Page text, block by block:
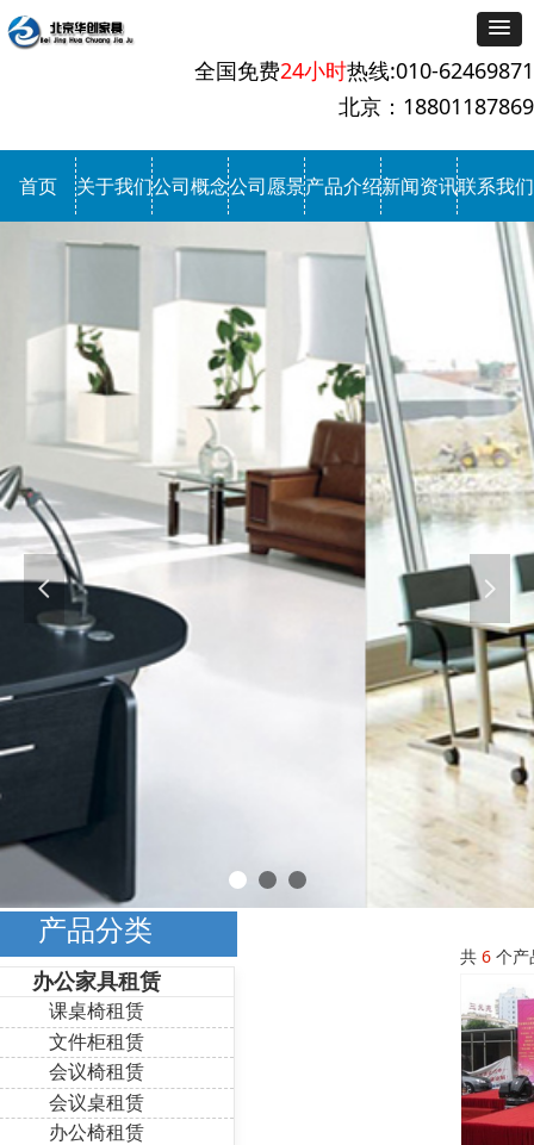
首页 关于我们公司概念公司愿景产品介绍新闻资讯联系我们
넳 넲
全国免费24小时热线:010-62469871
北京：18801187869
共 6 个产
办公家具租赁
课桌椅租赁
文件柜租赁
会议椅租赁
会议桌租赁
办公椅租赁
产品分类